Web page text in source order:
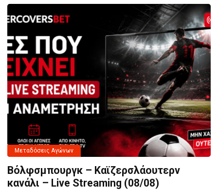
Μεταδόσεις Αγώνων
Βόλφσμπουργκ – Καϊζερσλάουτερν
κανάλι – Live Streaming (08/08)